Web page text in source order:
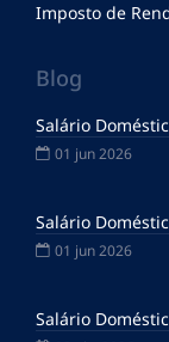
Imposto de
Blog
Salário
01 jun 2026
Salário
01 jun 2026
Salário